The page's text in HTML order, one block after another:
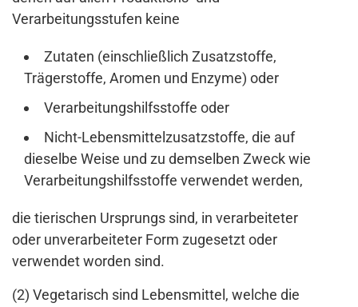
Verarbeitungsstufen keine
Zutaten (einschließlich Zusatzstoffe,
Trägerstoffe, Aromen und Enzyme) oder
Verarbeitungshilfsstoffe oder
Nicht-Lebensmittelzusatzstoffe, die auf
dieselbe Weise und zu demselben Zweck wie
Verarbeitungshilfsstoffe verwendet werden,
die tierischen Ursprungs sind, in verarbeiteter
oder unverarbeiteter Form zugesetzt oder
verwendet worden sind.
(2) Vegetarisch sind Lebensmittel, welche die